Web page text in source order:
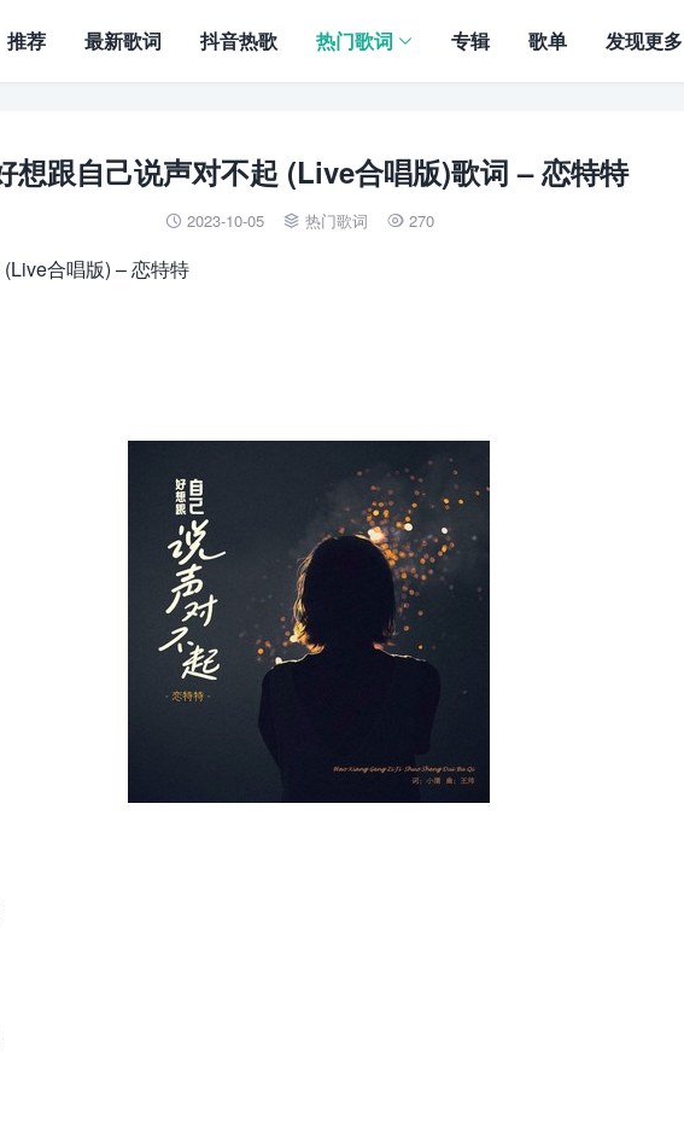
推荐 最新歌词 抖音热歌 热门歌词 专辑 歌单 发现更多
想跟自己说声对不起 (Live合唱版)歌词 – 恋特特
 2023-10-05  热门歌词  270
合唱版) – 恋特特